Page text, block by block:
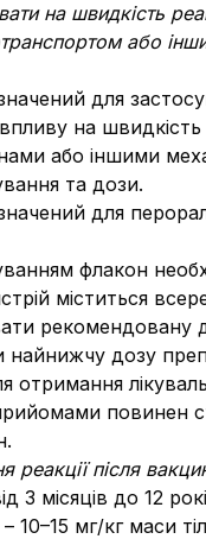
на швидкість
або
для
на
або іншими
та дози.
для
флакон
міститься
рекомендовану
найнижчу дозу
отримання
повинен
після
3 місяців до 12
10–15 мг/кг маси